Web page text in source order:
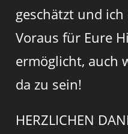
geschätzt und
Voraus für Eure
ermöglicht, auch
da zu sein!
HERZLICHEN